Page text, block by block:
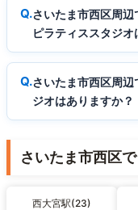
さいたま市西区周
ピラティススタジオ
さいたま市西区周
ジオはありますか？
さいたま市西区
西大宮駅(23)